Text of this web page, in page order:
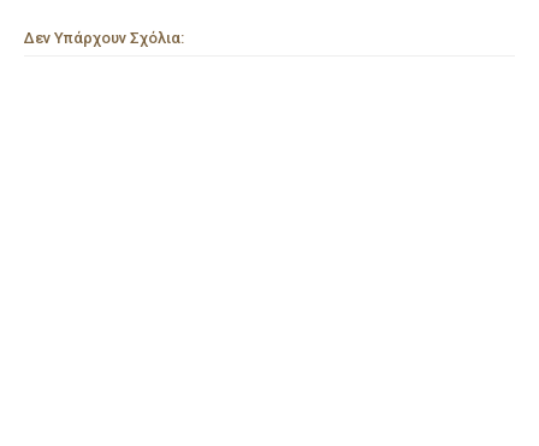
Δεν Υπάρχουν Σχόλια: